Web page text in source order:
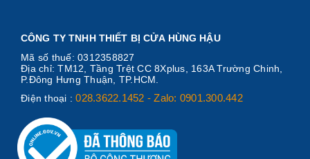
CÔNG TY TNHH THIẾT BỊ CỬA HÙNG HẬU
Mã số thuế: 0312358827
Địa chỉ: TM12, Tầng Trệt CC 8Xplus, 163A Trường Chinh,
P.Đông Hưng Thuận, TP.HCM.
Điện thoại :028.3622.1452 - Zalo: 0901.300.442